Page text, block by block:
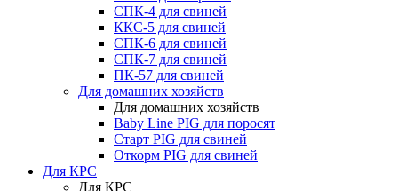
СПК-4 для свиней
ККС-5 для свиней
СПК-6 для свиней
СПК-7 для свиней
ПК-57 для свиней
Для домашних хозяйств
Для домашних хозяйств
Baby Line PIG для поросят
Старт PIG для свиней
Откорм PIG для свиней
Для КРС
Для КРС